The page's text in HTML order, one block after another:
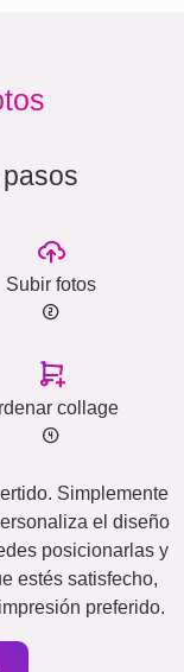
Subir fotos
collage
Simplemente
el diseño
posicionarlas y
estés satisfecho,
preferido.